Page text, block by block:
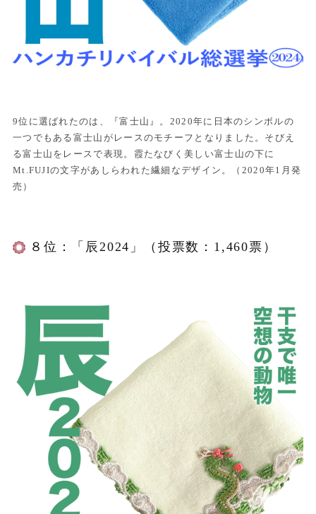
9位に選ばれたのは、『富士山』。2020年に日本のシンボルの
一つでもある富士山がレースのモチーフとなりました。そびえ
る富士山をレースで表現。霞たなびく美しい富士山の下に
Mt.FUJIの文字があしらわれた繊細なデザイン。（2020年1月発
売）
８位：「辰2024」（投票数：1,460票）